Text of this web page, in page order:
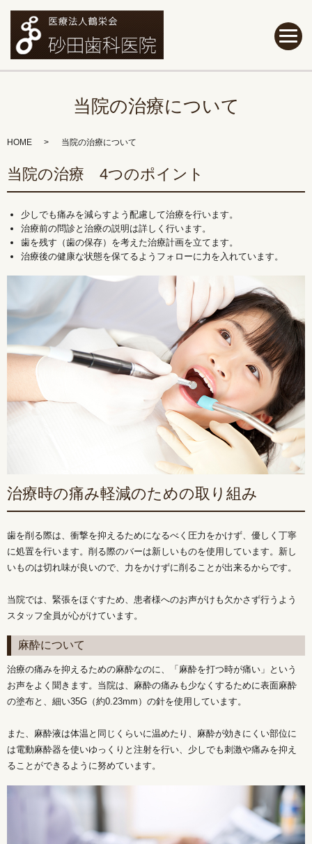
当院の治療について
HOME 当院の治療について
当院の治療 4つのポイント
少しでも痛みを減らすよう配慮して治療を行います。
治療前の問診と治療の説明は詳しく行います。
歯を残す（歯の保存）を考えた治療計画を立てます。
治療後の健康な状態を保てるようフォローに力を入れています。
治療時の痛み軽減のための取り組み
歯を削る際は、衝撃を抑えるためになるべく圧力をかけず、優しく丁寧
に処置を行います。削る際のバーは新しいものを使用しています。新し
いものは切れ味が良いので、力をかけずに削ることが出来るからです。
当院では、緊張をほぐすため、患者様へのお声がけも欠かさず行うよう
スタッフ全員が心がけています。
麻酔について
治療の痛みを抑えるための麻酔なのに、「麻酔を打つ時が痛い」という
お声をよく聞きます。当院は、麻酔の痛みも少なくするために表面麻酔
の塗布と、細い35G（約0.23mm）の針を使用しています。
また、麻酔液は体温と同じくらいに温めたり、麻酔が効きにくい部位に
は電動麻酔器を使いゆっくりと注射を行い、少しでも刺激や痛みを抑え
ることができるように努めています。